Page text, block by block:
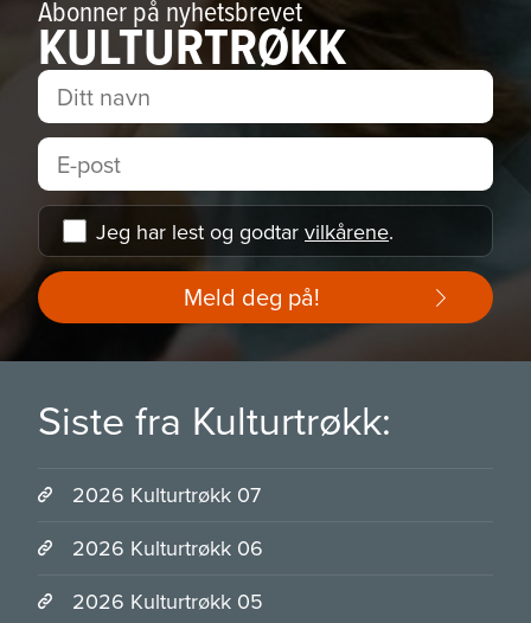
Abonner på nyhetsbrevet
KULTURTRØKK
Jeg har lest og godtar vilkårene.
Meld deg på!
Siste fra Kulturtrøkk:
2026 Kulturtrøkk 07
2026 Kulturtrøkk 06
2026 Kulturtrøkk 05